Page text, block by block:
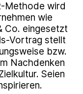
Methode wird
wie
Co. eingesetzt
Vortrag stellt
bzw.
Nachdenken
Seien